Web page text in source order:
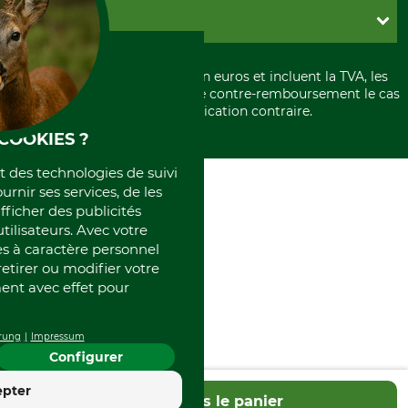
Dans le panier
Paramètres des cookies
Conditions d'annulation
Formulaire de rétraction
Politique de confidentialité
Élimination et environnement
Rétractation de votre commande
PayPal
Carte de crédit
Paiement á l'avance
GRUBE KG
Histoire
International
Portrait
Qui sommes-nous
Tous les prix sont exprimés en euros et incluent la TVA, les
frais d'expédition et les frais de contre-remboursement le cas
échéant, sauf indication contraire.
?
des technologies de suivi
ses services, de les
des publicités
Avec votre
à caractère personnel
ou modifier votre
avec effet pour
Impressum
Configurer